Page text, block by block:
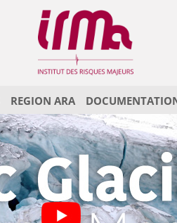
REGION ARA